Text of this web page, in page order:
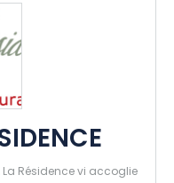
Résidence vi accoglie